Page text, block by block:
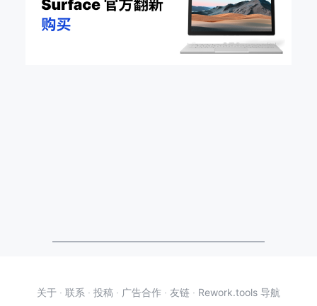
关于 · 联系 · 投稿 · 广告合作 · 友链 · Rework.tools 导航